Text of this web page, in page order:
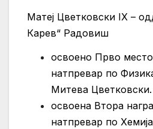
Матеј Цветковски IX –
Карев“ Радовиш
освоено Прво
натпревар по
Митева Цветковски.
освоена Втора
натпревар по